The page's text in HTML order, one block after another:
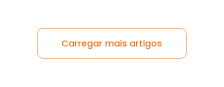
Carregar mais artigos